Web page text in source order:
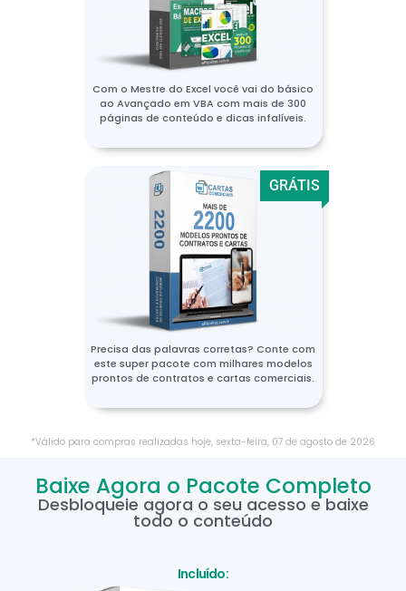
Com o Mestre do Excel você vai do básico
ao Avançado em VBA com mais de 300
páginas de conteúdo e dicas infalíveis.
GRÁTIS
Precisa das palavras corretas? Conte com
este super pacote com milhares modelos
prontos de contratos e cartas comerciais.
*Válido para compras realizadas hoje, sexta-feira, 07 de agosto de 2026
Baixe Agora o Pacote Completo
Desbloqueie agora o seu acesso e baixe
todo o conteúdo
Incluído: